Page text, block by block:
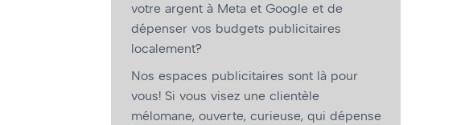
votre argent à Meta et Google et de
dépenser vos budgets publicitaires
localement?
Nos espaces publicitaires sont là pour
vous! Si vous visez une clientèle
mélomane, ouverte, curieuse, qui dépense